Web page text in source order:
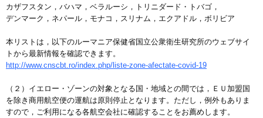
カザフスタン，バハマ，ベラルーシ，トリニダード・トバゴ，
デンマーク，ネパール，モナコ，スリナム，エクアドル，ボリビア
本リストは，以下のルーマニア保健省国立公衆衛生研究所のウェブサイ
トから最新情報を確認できます。
http://www.cnscbt.ro/index.php/liste-zone-afectate-covid-19
（２）イエロー・ゾーンの対象となる国・地域との間では，ＥＵ加盟国
を除き商用航空便の運航は原則停止となります。ただし，例外もありま
すので，ご利用になる各航空会社に確認することをお薦めします。